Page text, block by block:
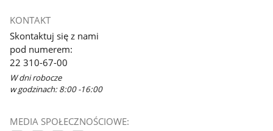
KONTAKT
Skontaktuj się z nami
pod numerem:
22 310-67-00
W dni robocze
w godzinach: 8:00 -16:00
MEDIA SPOŁECZNOŚCIOWE: